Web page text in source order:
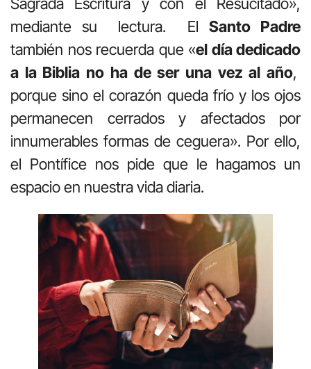
mediante su lectura. El Santo Padre
también nos recuerda que «el día dedicado
a la Biblia no ha de ser una vez al año,
porque sino el corazón queda frío y los ojos
permanecen cerrados y afectados por
innumerables formas de ceguera». Por ello,
el Pontífice nos pide que le hagamos un
espacio en nuestra vida diaria.